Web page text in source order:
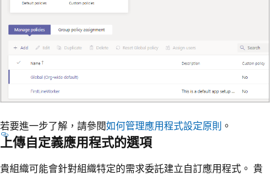
若要進一步了解，請參閱如何管理應用程式設定原則 。
上傳自定義應用程式的選項
貴組織可能會針對組織特定的需求委託建立自訂應用程式。 貴